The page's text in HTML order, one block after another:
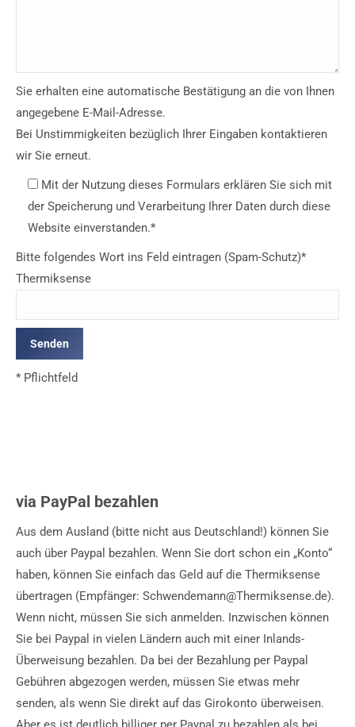
Sie erhalten eine automatische Bestätigung an die von Ihnen
angegebene E-Mail-Adresse.
Bei Unstimmigkeiten bezüglich Ihrer Eingaben kontaktieren
wir Sie erneut.
Mit der Nutzung dieses Formulars erklären Sie sich mit
der Speicherung und Verarbeitung Ihrer Daten durch diese
Website einverstanden.*
Bitte folgendes Wort ins Feld eintragen (Spam-Schutz)*
Thermiksense
* Pflichtfeld
via PayPal bezahlen
Aus dem Ausland (bitte nicht aus Deutschland!) können Sie
auch über Paypal bezahlen. Wenn Sie dort schon ein „Konto“
haben, können Sie einfach das Geld auf die Thermiksense
übertragen (Empfänger: Schwendemann@Thermiksense.de).
Wenn nicht, müssen Sie sich anmelden. Inzwischen können
Sie bei Paypal in vielen Ländern auch mit einer Inlands-
Überweisung bezahlen. Da bei der Bezahlung per Paypal
Gebühren abgezogen werden, müssen Sie etwas mehr
senden, als wenn Sie direkt auf das Girokonto überweisen.